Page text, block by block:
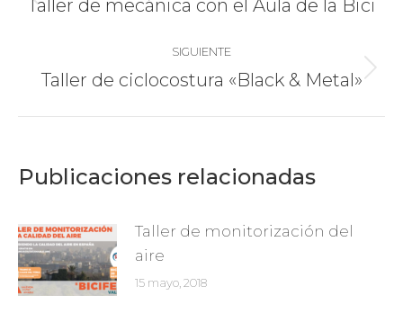
publicaciones
Taller de mecánica con el Aula de la Bici
SIGUIENTE
Publicación
Taller de ciclocostura «Black & Metal»
Publicaciones relacionadas
Taller de monitorización del
aire
15 mayo, 2018